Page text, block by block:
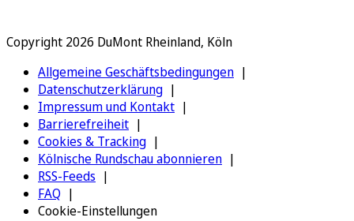
Copyright 2026 DuMont Rheinland, Köln
Allgemeine Geschäftsbedingungen
Datenschutzerklärung
Impressum und Kontakt
Barrierefreiheit
Cookies & Tracking
Kölnische Rundschau abonnieren
RSS-Feeds
FAQ
Cookie-Einstellungen